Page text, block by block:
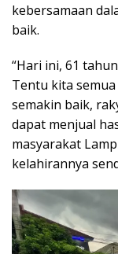
kebersamaan
baik.
“Hari ini, 61
Tentu kita
semakin baik,
dapat menjual
masyarakat
kelahirannya